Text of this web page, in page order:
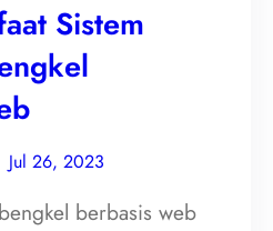
Sistem
Jul 26, 2023
berbasis web